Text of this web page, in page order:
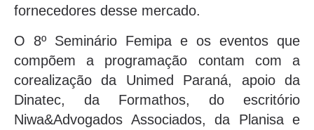
fornecedores desse mercado.
O 8º Seminário Femipa e os eventos que
compõem a programação contam com a
corealização da Unimed Paraná, apoio da
Dinatec, da Formathos, do escritório
Niwa&Advogados Associados, da Planisa e